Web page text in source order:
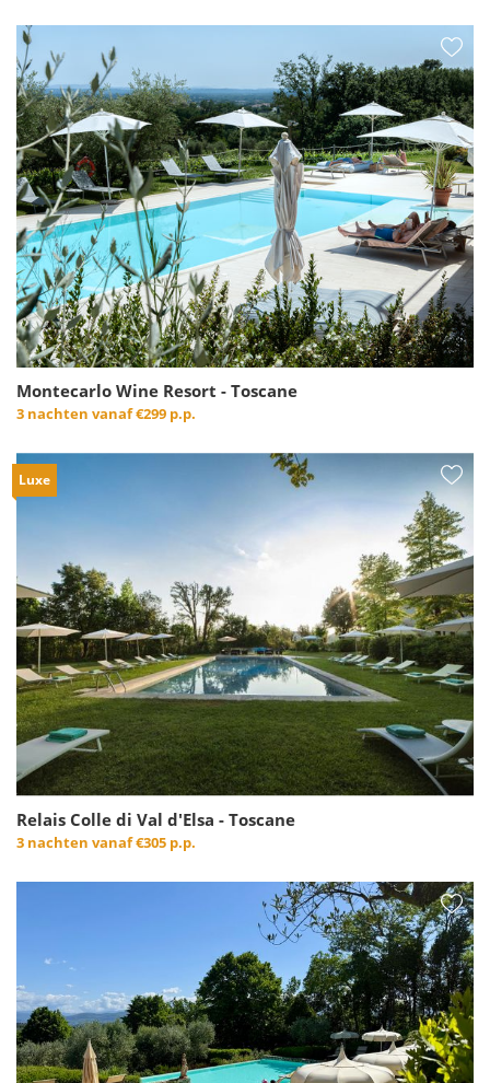
Montecarlo Wine Resort - Toscane
3 nachten vanaf€299 p.p.
Luxe
Relais Colle di Val d'Elsa - Toscane
3 nachten vanaf€305 p.p.